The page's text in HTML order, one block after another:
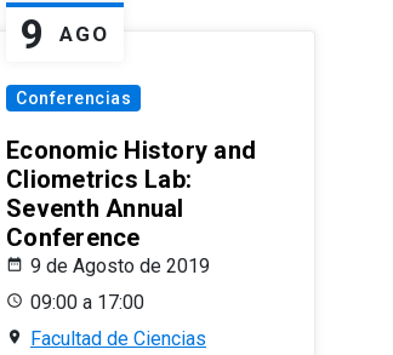
9 AGO
Conferencias
Economic History and
Cliometrics Lab:
Seventh Annual
Conference
9 de Agosto de 2019
09:00 a 17:00
Facultad de Ciencias